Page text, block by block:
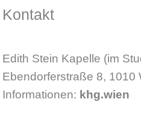
Kontakt
Edith Stein Kapelle (im
Ebendorferstraße 8, 1010
Informationen: khg.wien